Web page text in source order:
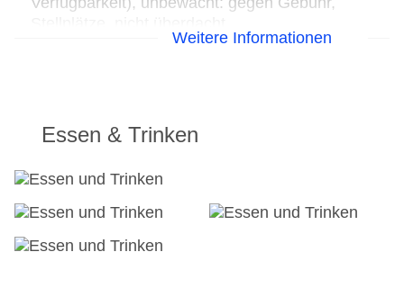
Etagen: 2, Appartements: 86Weitere Informationen
Essen & Trinken